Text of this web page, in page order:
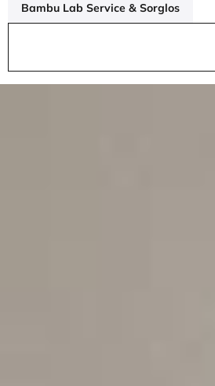
Bambu Lab Service & Sorglos